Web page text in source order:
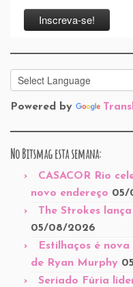
Powered by
No Bitsmag esta semana:
CASACOR Rio
novo endereço 05/
The Strokes
05/08/2026
Estilhaços é
de Ryan Murphy
Seriado Fúria